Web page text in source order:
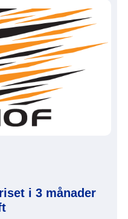
i 3 månader